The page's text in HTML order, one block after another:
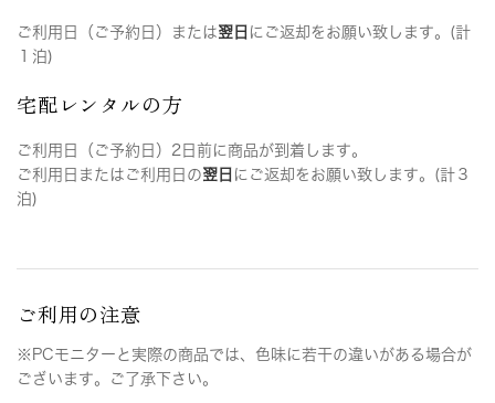
ご利用日（ご予約日）または翌日 にご返却をお願い致します。(計
１泊)
宅配レンタルの方
ご利用日（ご予約日）2日前に商品が到着します。
ご利用日またはご利用日の翌日 にご返却をお願い致します。(計３
泊)
ご利用の注意
※PCモニターと実際の商品では、色味に若干の違いがある場合が
ございます。ご了承下さい。